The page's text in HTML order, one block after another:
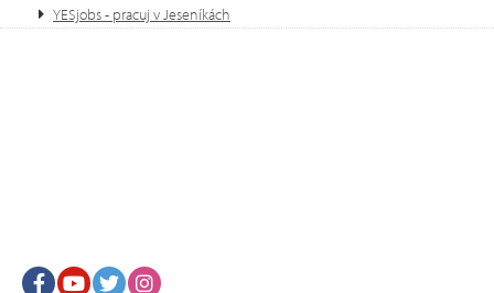
YESjobs - pracuj v Jeseníkách
FacebookYoutubeTwitter